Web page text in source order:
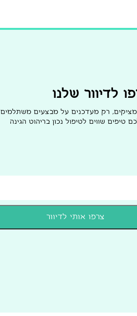
לדיוור שלנו
מציקים, רק מעדכנים על מבצעים משתלמים
טיפים שווים לטיפול נכון בריהוט הגינה